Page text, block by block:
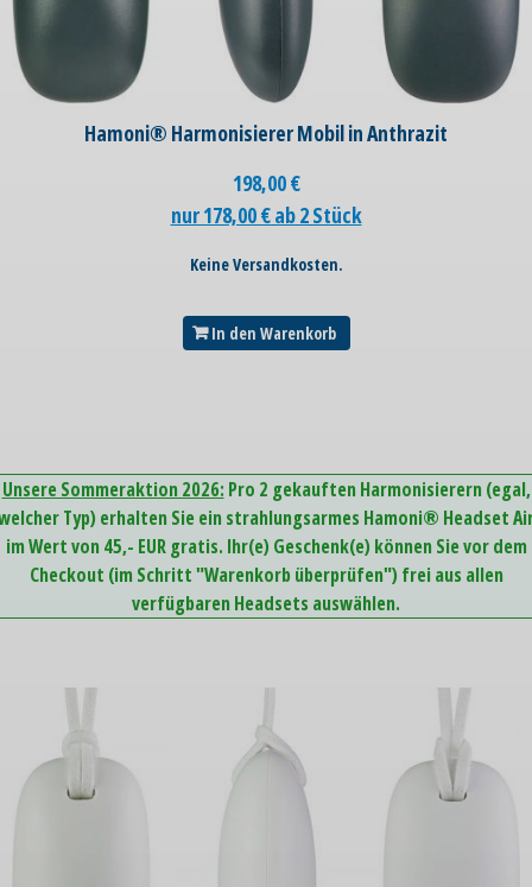
Hamoni® Harmonisierer Mobil in Anthrazit
198,00€
nur 178,00 € ab 2 Stück
Keine Versandkosten.
In den Warenkorb
Unsere Sommeraktion 2026: Pro 2 gekauften Harmonisierern (egal,
Typ) erhalten Sie ein strahlungsarmes Hamoni® Headset
im Wert von 45,- EUR gratis. Ihr(e) Geschenk(e) können Sie vor dem
Checkout (im Schritt "Warenkorb überprüfen") frei aus allen
verfügbaren Headsets auswählen.